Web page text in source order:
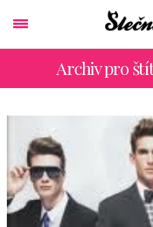
Archiv pro